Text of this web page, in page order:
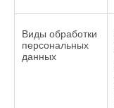
Виды обработки
персональных
данных